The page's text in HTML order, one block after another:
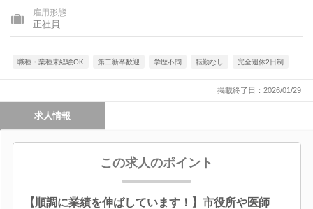
雇用形態
正社員
職種・業種未経験OK 第二新卒歓迎 学歴不問 転勤なし 完全週休2日制
掲載終了日：2026/01/29
求人情報
この求人のポイント
【順調に業績を伸ばしています！】市役所や医師